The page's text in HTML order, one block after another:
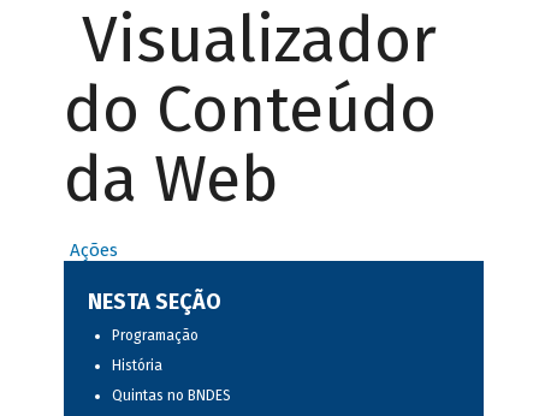
Visualizador
do Conteúdo
da Web
Ações
NESTA SEÇÃO
Programação
História
Quintas no BNDES